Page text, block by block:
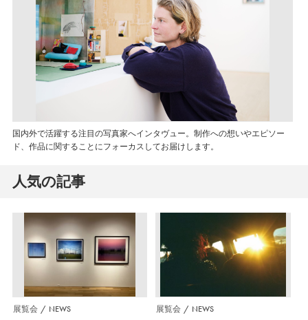
国内外で活躍する注目の写真家へインタヴュー。制作への想いやエピソー
ド、作品に関することにフォーカスしてお届けします。
人気の記事
展覧会 NEWS 展覧会 NEWS